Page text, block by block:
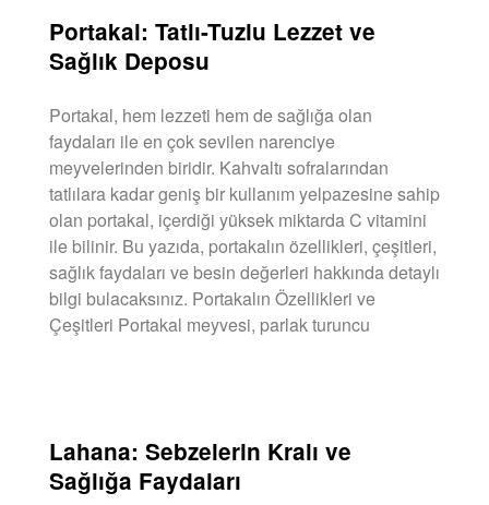
Portakal: Tatlı-Tuzlu Lezzet ve
Sağlık Deposu
Portakal, hem lezzeti hem de sağlığa olan
faydaları ile en çok sevilen narenciye
meyvelerinden biridir. Kahvaltı sofralarından
tatlılara kadar geniş bir kullanım yelpazesine sahip
olan portakal, içerdiği yüksek miktarda C vitamini
ile bilinir. Bu yazıda, portakalın özellikleri, çeşitleri,
sağlık faydaları ve besin değerleri hakkında detaylı
bilgi bulacaksınız. Portakalın Özellikleri ve
Çeşitleri Portakal meyvesi, parlak turuncu
Lahana: Sebzelerin Kralı ve
Sağlığa Faydaları